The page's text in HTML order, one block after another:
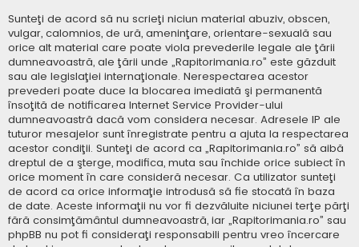
Sunteţi de acord să nu scrieţi niciun material abuziv, obscen,
vulgar, calomnios, de ură, ameninţare, orientare-sexuală sau
orice alt material care poate viola prevederile legale ale ţării
dumneavoastră, ale ţării unde „Rapitorimania.ro” este găzduit
sau ale legislaţiei internaţionale. Nerespectarea acestor
prevederi poate duce la blocarea imediată şi permanentă
însoţită de notificarea Internet Service Provider-ului
dumneavoastră dacă vom considera necesar. Adresele IP ale
tuturor mesajelor sunt înregistrate pentru a ajuta la respectarea
acestor condiţii. Sunteţi de acord ca „Rapitorimania.ro” să aibă
dreptul de a şterge, modifica, muta sau închide orice subiect în
orice moment în care consideră necesar. Ca utilizator sunteţi
de acord ca orice informaţie introdusă să fie stocată în baza
de date. Aceste informaţii nu vor fi dezvăluite niciunei terţe părţi
fără consimţământul dumneavoastră, iar „Rapitorimania.ro” sau
phpBB nu pot fi consideraţi responsabili pentru vreo încercare